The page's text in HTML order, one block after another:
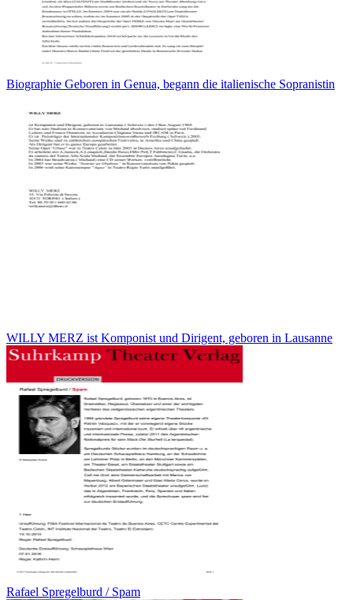
Biographie Geboren in Genua, begann die italienische Sopranistin
WILLY MERZ ist Komponist und Dirigent, geboren in Lausanne
Rafael Spregelburd / Spam